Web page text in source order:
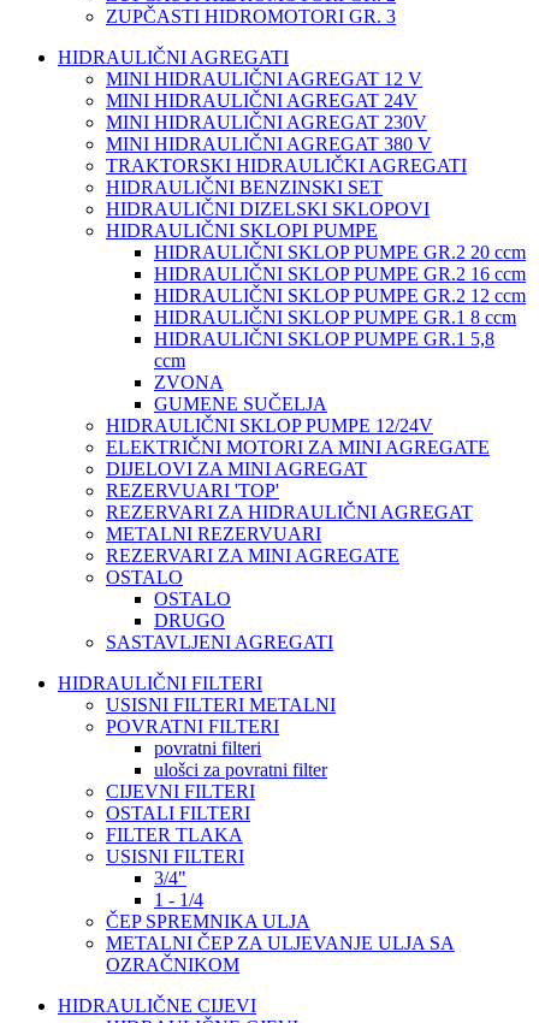
ZUPČASTI HIDROMOTORI GR. 3
HIDRAULIČNI AGREGATI
MINI HIDRAULIČNI AGREGAT 12 V
MINI HIDRAULIČNI AGREGAT 24V
MINI HIDRAULIČNI AGREGAT 230V
MINI HIDRAULIČNI AGREGAT 380 V
TRAKTORSKI HIDRAULIČKI AGREGATI
HIDRAULIČNI BENZINSKI SET
HIDRAULIČNI DIZELSKI SKLOPOVI
HIDRAULIČNI SKLOPI PUMPE
HIDRAULIČNI SKLOP PUMPE GR.2 20 ccm
HIDRAULIČNI SKLOP PUMPE GR.2 16 ccm
HIDRAULIČNI SKLOP PUMPE GR.2 12 ccm
HIDRAULIČNI SKLOP PUMPE GR.1 8 ccm
HIDRAULIČNI SKLOP PUMPE GR.1 5,8
ccm
ZVONA
GUMENE SUČELJA
HIDRAULIČNI SKLOP PUMPE 12/24V
ELEKTRIČNI MOTORI ZA MINI AGREGATE
DIJELOVI ZA MINI AGREGAT
REZERVUARI 'TOP'
REZERVARI ZA HIDRAULIČNI AGREGAT
METALNI REZERVUARI
REZERVARI ZA MINI AGREGATE
OSTALO
OSTALO
DRUGO
SASTAVLJENI AGREGATI
HIDRAULIČNI FILTERI
USISNI FILTERI METALNI
POVRATNI FILTERI
povratni filteri
ulošci za povratni filter
CIJEVNI FILTERI
OSTALI FILTERI
FILTER TLAKA
USISNI FILTERI
3/4"
1 - 1/4
ČEP SPREMNIKA ULJA
METALNI ČEP ZA ULJEVANJE ULJA SA
OZRAČNIKOM
HIDRAULIČNE CIJEVI